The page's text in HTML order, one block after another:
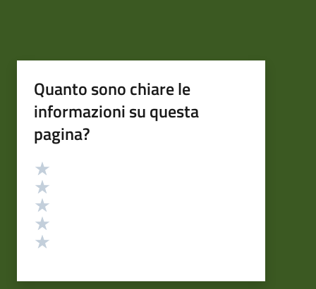
Quanto sono chiare le
informazioni su questa
pagina?
Valutazione